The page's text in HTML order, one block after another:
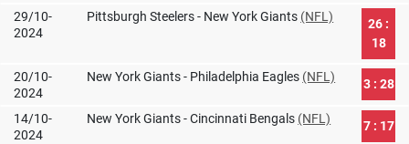
29/10-
2024
Pittsburgh Steelers - New York Giants (NFL)
26 :
18
20/10-
2024
New York Giants - Philadelphia Eagles (NFL) 3 : 28
14/10-
2024
New York Giants - Cincinnati Bengals (NFL) 7 : 17